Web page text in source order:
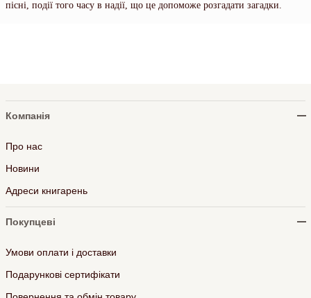
пісні, події того часу в надії, що це допоможе розгадати загадки.
Компанія
Про нас
Новини
Адреси книгарень
Покупцеві
Умови оплати і доставки
Подарункові сертифікати